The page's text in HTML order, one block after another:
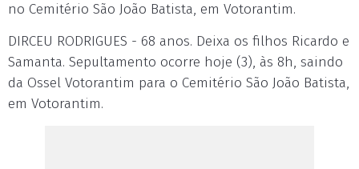
no Cemitério São João Batista, em Votorantim.
DIRCEU RODRIGUES - 68 anos. Deixa os filhos Ricardo e
Samanta. Sepultamento ocorre hoje (3), às 8h, saindo
da Ossel Votorantim para o Cemitério São João Batista,
em Votorantim.